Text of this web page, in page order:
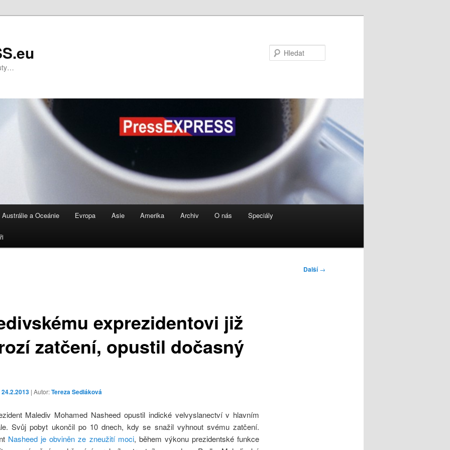
Austrálie a Oceánie Evropa Asie Amerika Archiv O nás Speciály
Další→
exprezidentovi již
zatčení, opustil dočasný
24.2.2013 | Autor:Tereza Sedláková
Malediv Mohamed Nasheed opustil indické velvyslanectví v hlavním
Svůj pobyt ukončil po 10 dnech, kdy se snažil vyhnout svému zatčení.
Nasheed je obviněn ze zneužití moci, během výkonu prezidentské funkce